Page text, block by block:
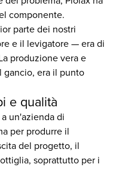
componente.
parte dei nostri
e il levigatore — era di
produzione vera e
gancio, era il punto
e qualità
un'azienda di
per produrre il
del progetto, il
soprattutto per i